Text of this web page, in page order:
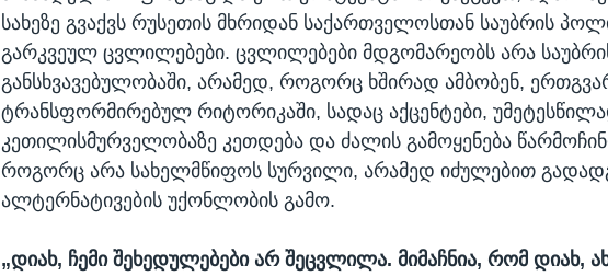
სახეზე გვაქვს რუსეთის მხრიდან საქართველოსთან საუბრის
გარკვეულ ცვლილებები. ცვლილებები მდგომარეობს არა
განსხვავებულობაში, არამედ, როგორც ხშირად ამბობენ,
ტრანსფორმირებულ რიტორიკაში, სადაც აქცენტები,
კეთილისმურველობაზე კეთდება და ძალის გამოყენება
როგორც არა სახელმწიფოს სურვილი, არამედ იძულებით
ალტერნატივების უქონლობის გამო.
„დიახ, ჩემი შეხედულებები არ შეცვლილა. მიმაჩნია, რომ დიახ,